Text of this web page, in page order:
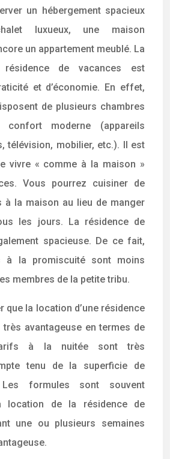
un hébergement spacieux
luxueux, une maison
un appartement meublé. La
résidence de vacances est
et d’économie. En effet,
de plusieurs chambres
moderne (appareils
télévision, mobilier, etc.). Il est
vivre « comme à la maison »
Vous pourrez cuisiner de
à la maison au lieu de manger
les jours. La résidence de
spacieuse. De ce fait,
à la promiscuité sont moins
membres de la petite tribu.
que la location d’une résidence
avantageuse en termes de
à la nuitée sont très
tenu de la superficie de
Les formules sont souvent
location de la résidence de
une ou plusieurs semaines